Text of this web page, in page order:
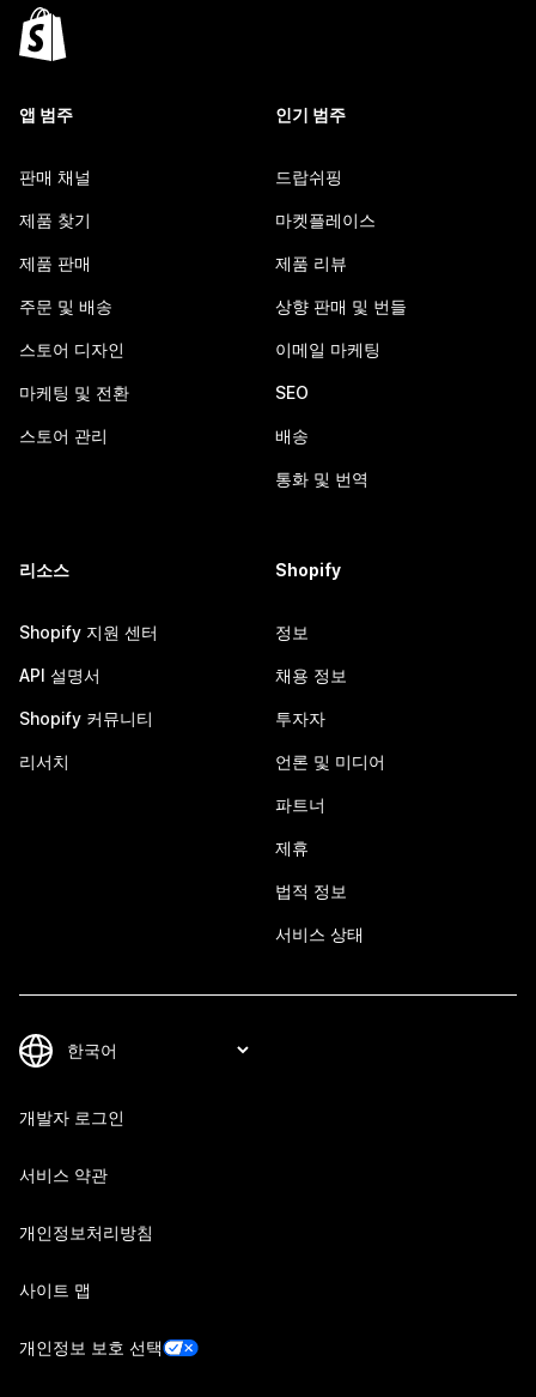
앱 범주
판매 채널
제품 찾기
제품 판매
주문 및 배송
스토어 디자인
마케팅 및 전환
스토어 관리
인기 범주
드랍쉬핑
마켓플레이스
제품 리뷰
상향 판매 및 번들
이메일 마케팅
SEO
배송
통화 및 번역
리소스
Shopify 지원 센터
API 설명서
Shopify 커뮤니티
리서치
Shopify
정보
채용 정보
투자자
언론 및 미디어
파트너
제휴
법적 정보
서비스 상태
개발자 로그인
서비스 약관
개인정보처리방침
사이트 맵
개인정보 보호 선택